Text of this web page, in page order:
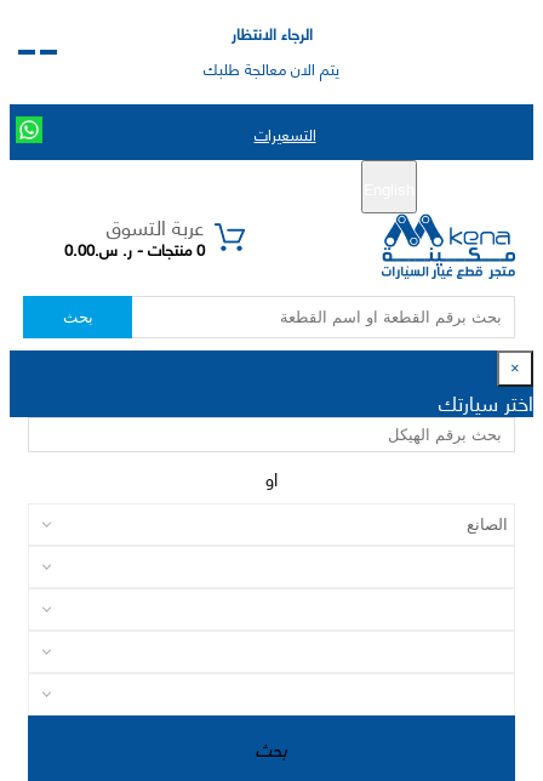
الرجاء الانتظار
يتم الان معالجة طلبك
التسعيرات
عربة التسوق
0 منتجات - ر. س.0.00
بحث
×
اختر سيارتك
او
بحث